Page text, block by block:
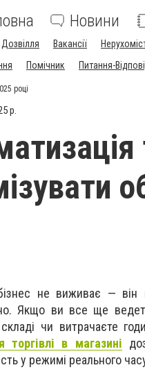
Новини
Дозвілля Вакансії
Помічник Питання-
році
р.
не виживає —
Якщо ви все ще
чи витрачаєте
торгівлі в магазині
у режимі реального